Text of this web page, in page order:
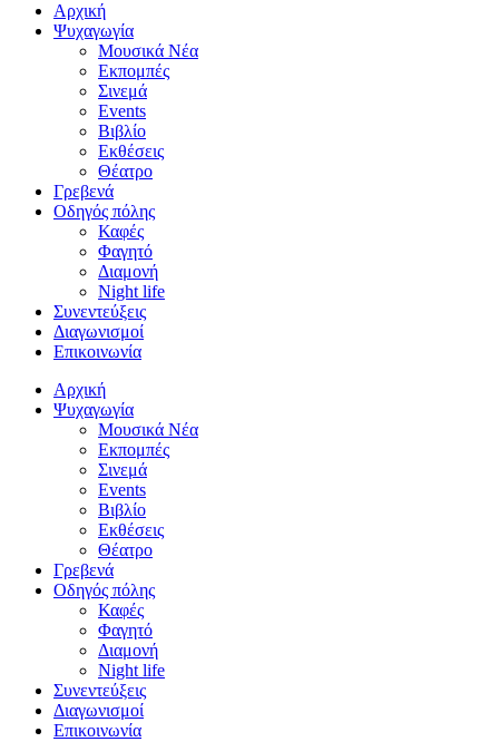
Αρχική
Ψυχαγωγία
Μουσικά Νέα
Εκπομπές
Σινεμά
Events
Βιβλίο
Εκθέσεις
Θέατρο
Γρεβενά
Οδηγός πόλης
Καφές
Φαγητό
Διαμονή
Night life
Συνεντεύξεις
Διαγωνισμοί
Επικοινωνία
Αρχική
Ψυχαγωγία
Μουσικά Νέα
Εκπομπές
Σινεμά
Events
Βιβλίο
Εκθέσεις
Θέατρο
Γρεβενά
Οδηγός πόλης
Καφές
Φαγητό
Διαμονή
Night life
Συνεντεύξεις
Διαγωνισμοί
Επικοινωνία